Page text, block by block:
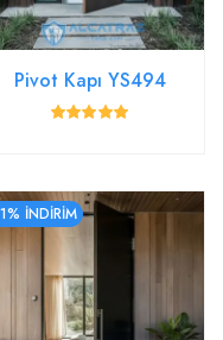
Pivot Kapı YS494
İNDİRİM